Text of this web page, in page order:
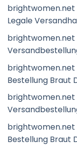
Legale
Bestellung Braut
Bestellung Braut